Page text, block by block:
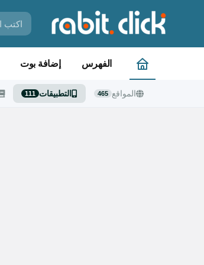
الفهرس إضافة بوت
المواقع 465 التطبيقات 111